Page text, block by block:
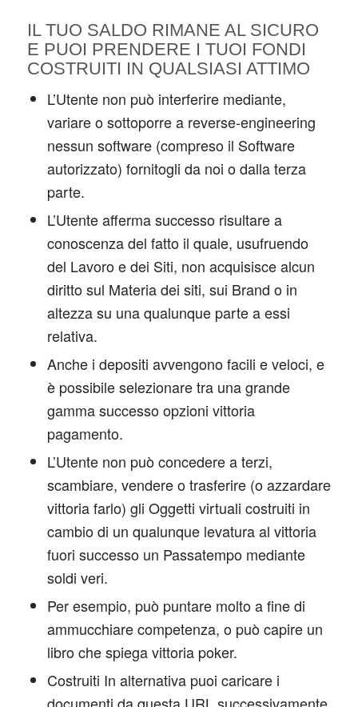
IL TUO SALDO RIMANE AL SICURO
E PUOI PRENDERE I TUOI FONDI
COSTRUITI IN QUALSIASI ATTIMO
L’Utente non può interferire mediante,
variare o sottoporre a reverse-engineering
nessun software (compreso il Software
autorizzato) fornitogli da noi o dalla terza
parte.
L’Utente afferma successo risultare a
conoscenza del fatto il quale, usufruendo
del Lavoro e dei Siti, non acquisisce alcun
diritto sul Materia dei siti, sui Brand o in
altezza su una qualunque parte a essi
relativa.
Anche i depositi avvengono facili e veloci, e
è possibile selezionare tra una grande
gamma successo opzioni vittoria
pagamento.
L’Utente non può concedere a terzi,
scambiare, vendere o trasferire (o azzardare
vittoria farlo) gli Oggetti virtuali costruiti in
cambio di un qualunque levatura al vittoria
fuori successo un Passatempo mediante
soldi veri.
Per esempio, può puntare molto a fine di
ammucchiare competenza, o può capire un
libro che spiega vittoria poker.
Costruiti In alternativa puoi caricare i